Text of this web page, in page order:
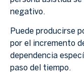
negativo.
Puede producirse
por el incremento
dependencia
paso del tiempo.